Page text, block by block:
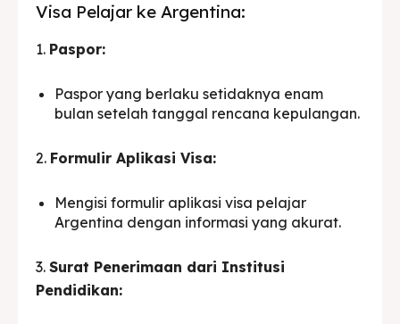
Visa Pelajar ke Argentina:
1. Paspor:
Paspor yang berlaku setidaknya enam
bulan setelah tanggal rencana kepulangan.
2. Formulir Aplikasi Visa:
Mengisi formulir aplikasi visa pelajar
Argentina dengan informasi yang akurat.
3. Surat Penerimaan dari Institusi
Pendidikan: